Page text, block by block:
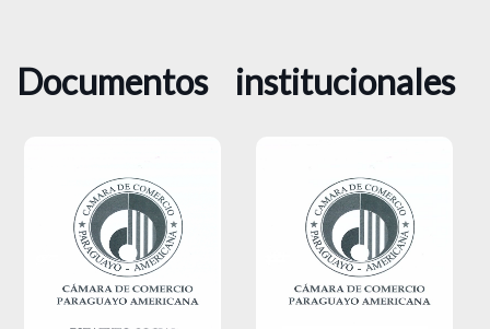
Documentos institucionales